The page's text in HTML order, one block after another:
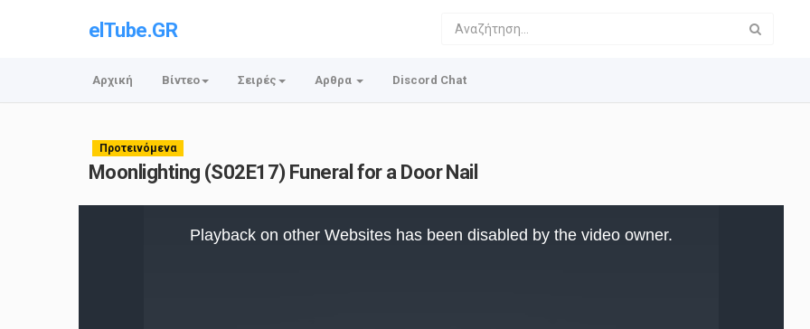
elTube.GR
Αρχική Βίντεο Σειρές Αρθρα Discord Chat
Προτεινόμενα
Moonlighting (S02E17) Funeral for a Door Nail
Playback on other Websites has been disabled by the video owner.